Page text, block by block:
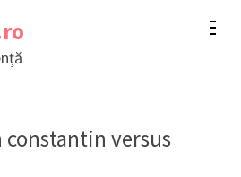
constantin versus